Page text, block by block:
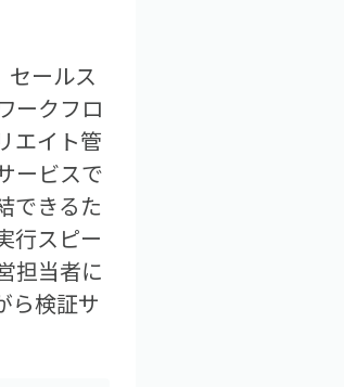
ールス
ークフロ
エイト管
ービスで
できるた
行スピー
担当者に
ら検証サ